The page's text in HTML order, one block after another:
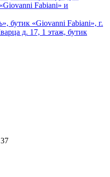
Fabiani» и
бутик «Giovanni Fabiani», г.
д. 17, 1 этаж, бутик